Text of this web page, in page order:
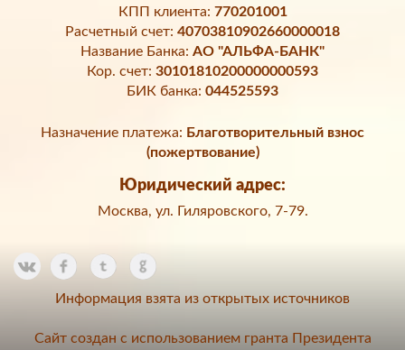
КПП клиента: 770201001
Расчетный счет: 40703810902660000018
Название Банка: АО "АЛЬФА-БАНК"
Кор. счет: 30101810200000000593
БИК банка: 044525593
Назначение платежа: Благотворительный взнос
(пожертвование)
Юридический адрес:
Москва, ул. Гиляровского, 7-79.
Информация взята из открытых источников
Сайт создан с использованием гранта Президента